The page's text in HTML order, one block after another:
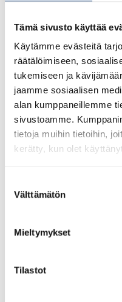
Tämä sivusto käyttää
Käytämme evästeitä
räätälöimiseen,
tukemiseen ja
jaamme sosiaalisen
alan kumppaneillemme
sivustoamme.
tietoja muihin tietoihin,
kerätty, kun olet
valinta
Välttämätön
Mieltymykset
Tilastot
Pentti